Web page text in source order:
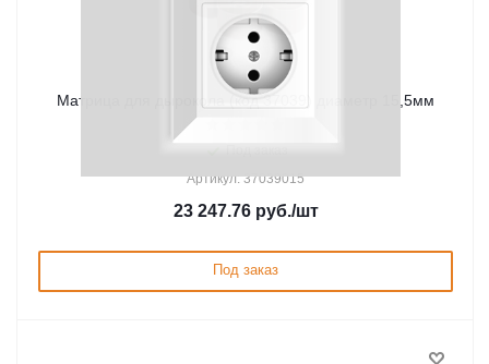
Матрица для дырокола (код 37039) диаметр 15,5мм
Артикул: 37039015
23 247.76руб./шт
Под заказ